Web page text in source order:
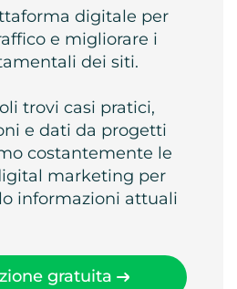
digitale per
e migliorare i
dei siti.
trovi casi pratici,
e dati da progetti
costantemente le
marketing per
informazioni attuali
gratuita